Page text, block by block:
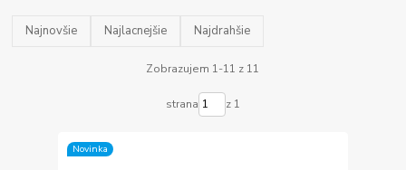
Najnovšie Najlacnejšie Najdrahšie
Zobrazujem 1-11 z 11
strana z 1
Novinka